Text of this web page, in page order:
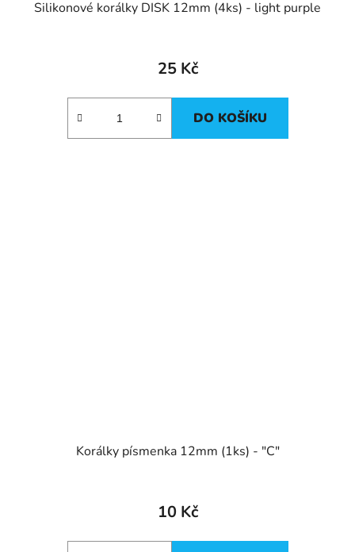
Silikonové korálky DISK 12mm (4ks) - light purple
25 Kč
DO KOŠÍKU
Korálky písmenka 12mm (1ks) - "C"
10 Kč